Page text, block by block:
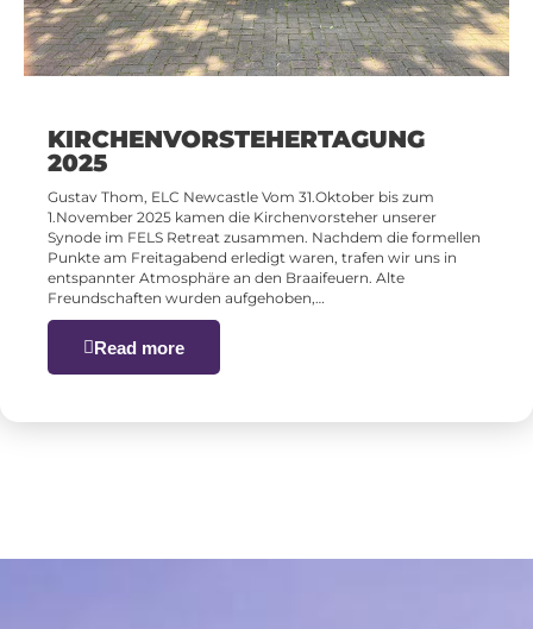
KIRCHENVORSTEHERTAGUNG
2025
Gustav Thom, ELC Newcastle Vom 31.Oktober bis zum
1.November 2025 kamen die Kirchenvorsteher unserer
Synode im FELS Retreat zusammen. Nachdem die formellen
Punkte am Freitagabend erledigt waren, trafen wir uns in
entspannter Atmosphäre an den Braaifeuern. Alte
Freundschaften wurden aufgehoben,…
Read more